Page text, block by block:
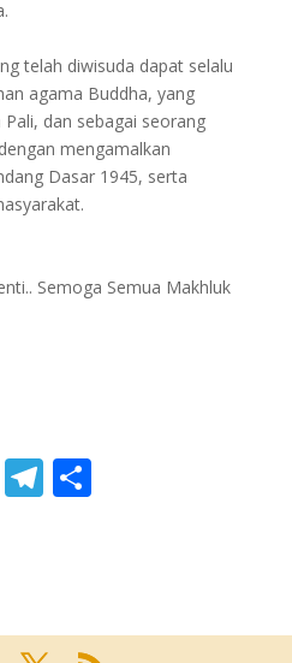
telah diwisuda dapat selalu
agama Buddha, yang
dan sebagai seorang
mengamalkan
Dasar 1945, serta
Semoga Semua Makhluk
T
a
S